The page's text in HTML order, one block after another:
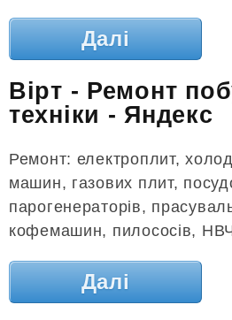
Далі
Вірт - Ремонт
техніки - Яндекс
Ремонт: електроплит,
машин, газових плит,
парогенераторів,
кофемашин, пилососів,
Далі